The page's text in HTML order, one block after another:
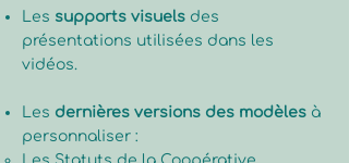
Les supports visuels des
présentations utilisées dans les
vidéos.
Les dernières versions des modèles à
personnaliser :